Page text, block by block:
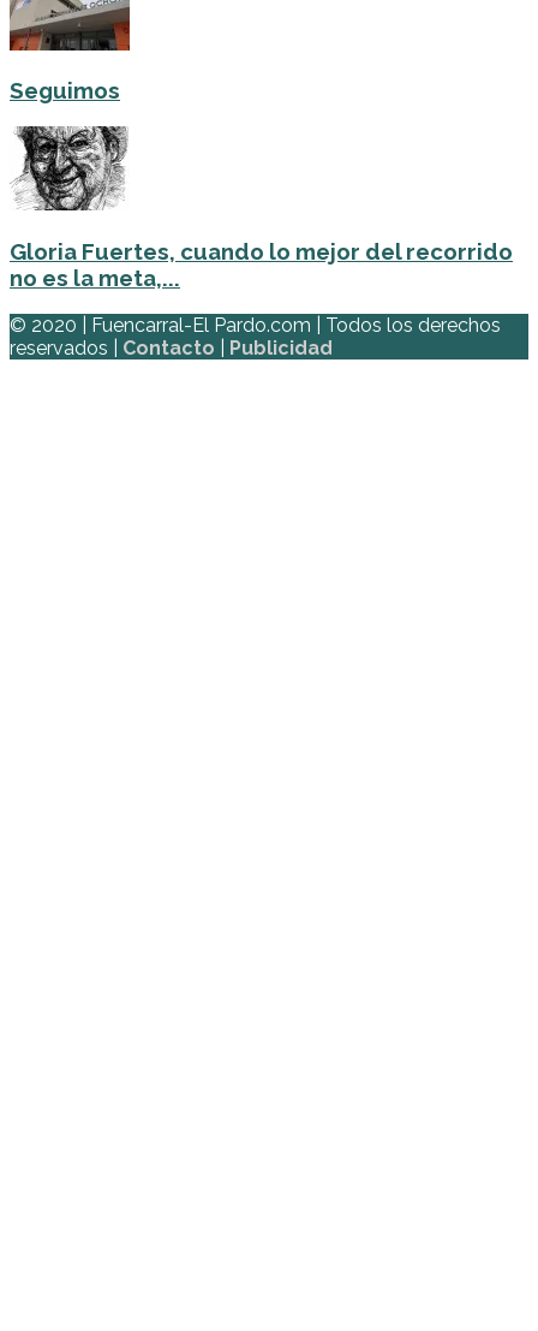
Seguimos
Gloria Fuertes, cuando lo mejor del recorrido
no es la meta,...
© 2020 | Fuencarral-El Pardo.com | Todos los derechos
reservados | Contacto Publicidad